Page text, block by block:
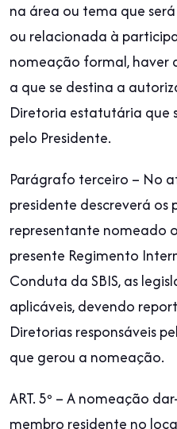
na área ou tema que
ou relacionada à
nomeação formal, haver
a que se destina a
Diretoria estatutária que
pelo Presidente.
Parágrafo terceiro – No
presidente descreverá os
representante nomeado
presente Regimento
Conduta da SBIS, as
aplicáveis, devendo
Diretorias responsáveis
que gerou a nomeação.
ART. 5º – A nomeação
membro residente no